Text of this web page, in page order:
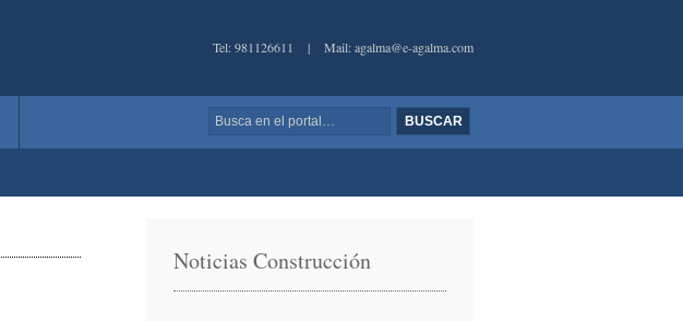
Tel: 981126611 | Mail: agalma@e-agalma.com
Noticias Construcción